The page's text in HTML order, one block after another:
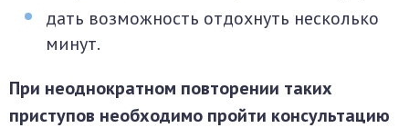
дать возможность отдохнуть несколько
минут.
При неоднократном повторении таких
приступов необходимо пройти консультацию